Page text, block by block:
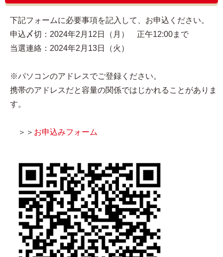
下記フォームに必要事項を記入して、お申込ください。
申込〆切：2024年2月12日（月） 正午12:00まで
当選連絡：2024年2月13日（火）
※パソコンのアドレスでご登録ください。
携帯のアドレスだと容量の関係ではじかれることがありま
す。
＞＞ お申込みフォーム